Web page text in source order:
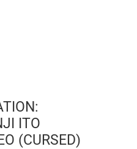
ITO
(CURSED)